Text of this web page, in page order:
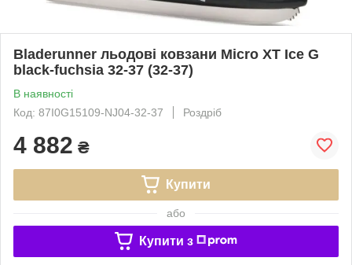
Bladerunner льодові ковзани Micro XT Ice G
black-fuchsia 32-37 (32-37)
В наявності
Код: 87I0G15109-NJ04-32-37
Роздріб
4 882 ₴
Купити
або
Купити з